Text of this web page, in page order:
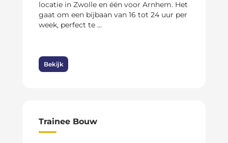
locatie in Zwolle en één voor Arnhem. Het
gaat om een bijbaan van 16 tot 24 uur per
week, perfect te ...
Bekijk
Trainee Bouw